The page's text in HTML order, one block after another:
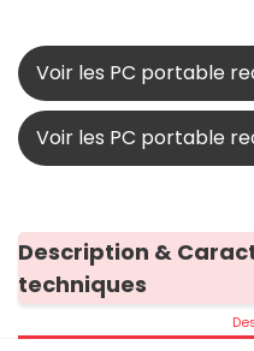
Voir les PC portable
Voir les PC portable
Description &
techniques